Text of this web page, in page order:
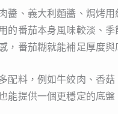
醬、義大利麵醬、焗烤
的番茄本身風味較淡、
，番茄糊就能補足厚度與
配料，例如牛絞肉、香菇
能提供一個更穩定的底